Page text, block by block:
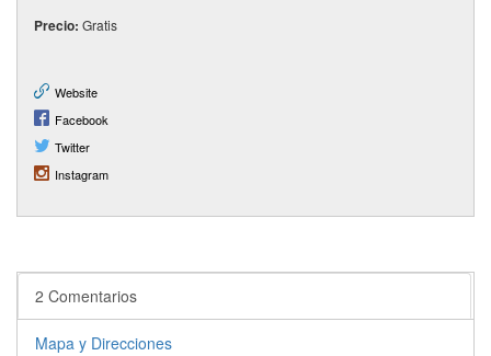
Precio: Gratis
Website
Facebook
Twitter
Instagram
2 Comentarios
Mapa y Direcciones